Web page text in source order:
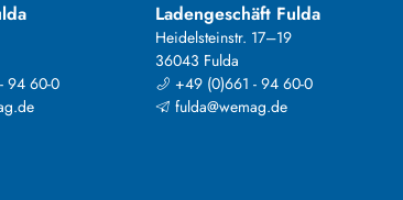
94 60-0
Ladengeschäft Fulda
Heidelsteinstr. 17–19
36043 Fulda
+49 (0)661 - 94 60-0
fulda@wemag.de